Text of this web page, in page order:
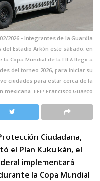
02/2026.- Integrantes de la Guardia
Estadio Arkón este sábado, en
la Copa Mundial de la FIFA llegó a
del torneo 2026, para iniciar su
ciudades para estar cerca de la
mexicana. EFE/ Francisco Guasco
Ciudadana,
el Plan Kukulkán, el
implementará
la Copa Mundial